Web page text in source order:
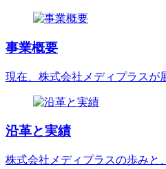
事業概要
現在、株式会社メディプラスが
沿革と実績
株式会社メディプラスの歩みと